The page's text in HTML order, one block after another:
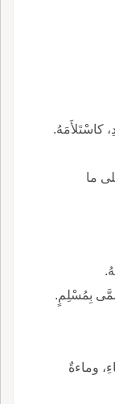
ما
بِمُسْلِمٍ.
وماءةٌ